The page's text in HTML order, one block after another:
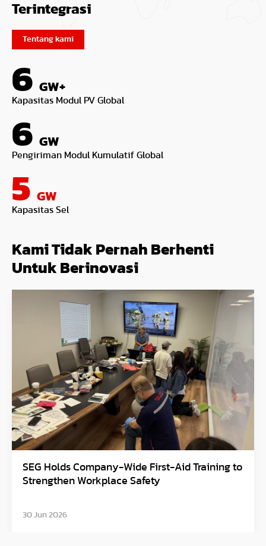
Terintegrasi
Tentang kami
6 GW+
Kapasitas Modul PV Global
6 GW
Pengiriman Modul Kumulatif Global
5 GW
Kapasitas Sel
Kami Tidak Pernah Berhenti
Untuk Berinovasi
Avangrid Finishes Construction of New
Solar Project, Connects to the Grid
30 Jun 2026